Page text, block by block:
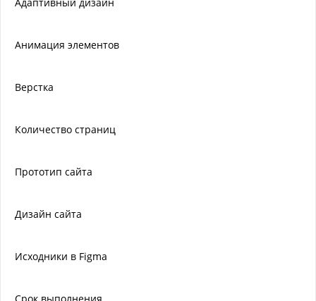
Анимация элементов
Верстка
Количество страниц
Прототип сайта
Дизайн сайта
Исходники в Figma